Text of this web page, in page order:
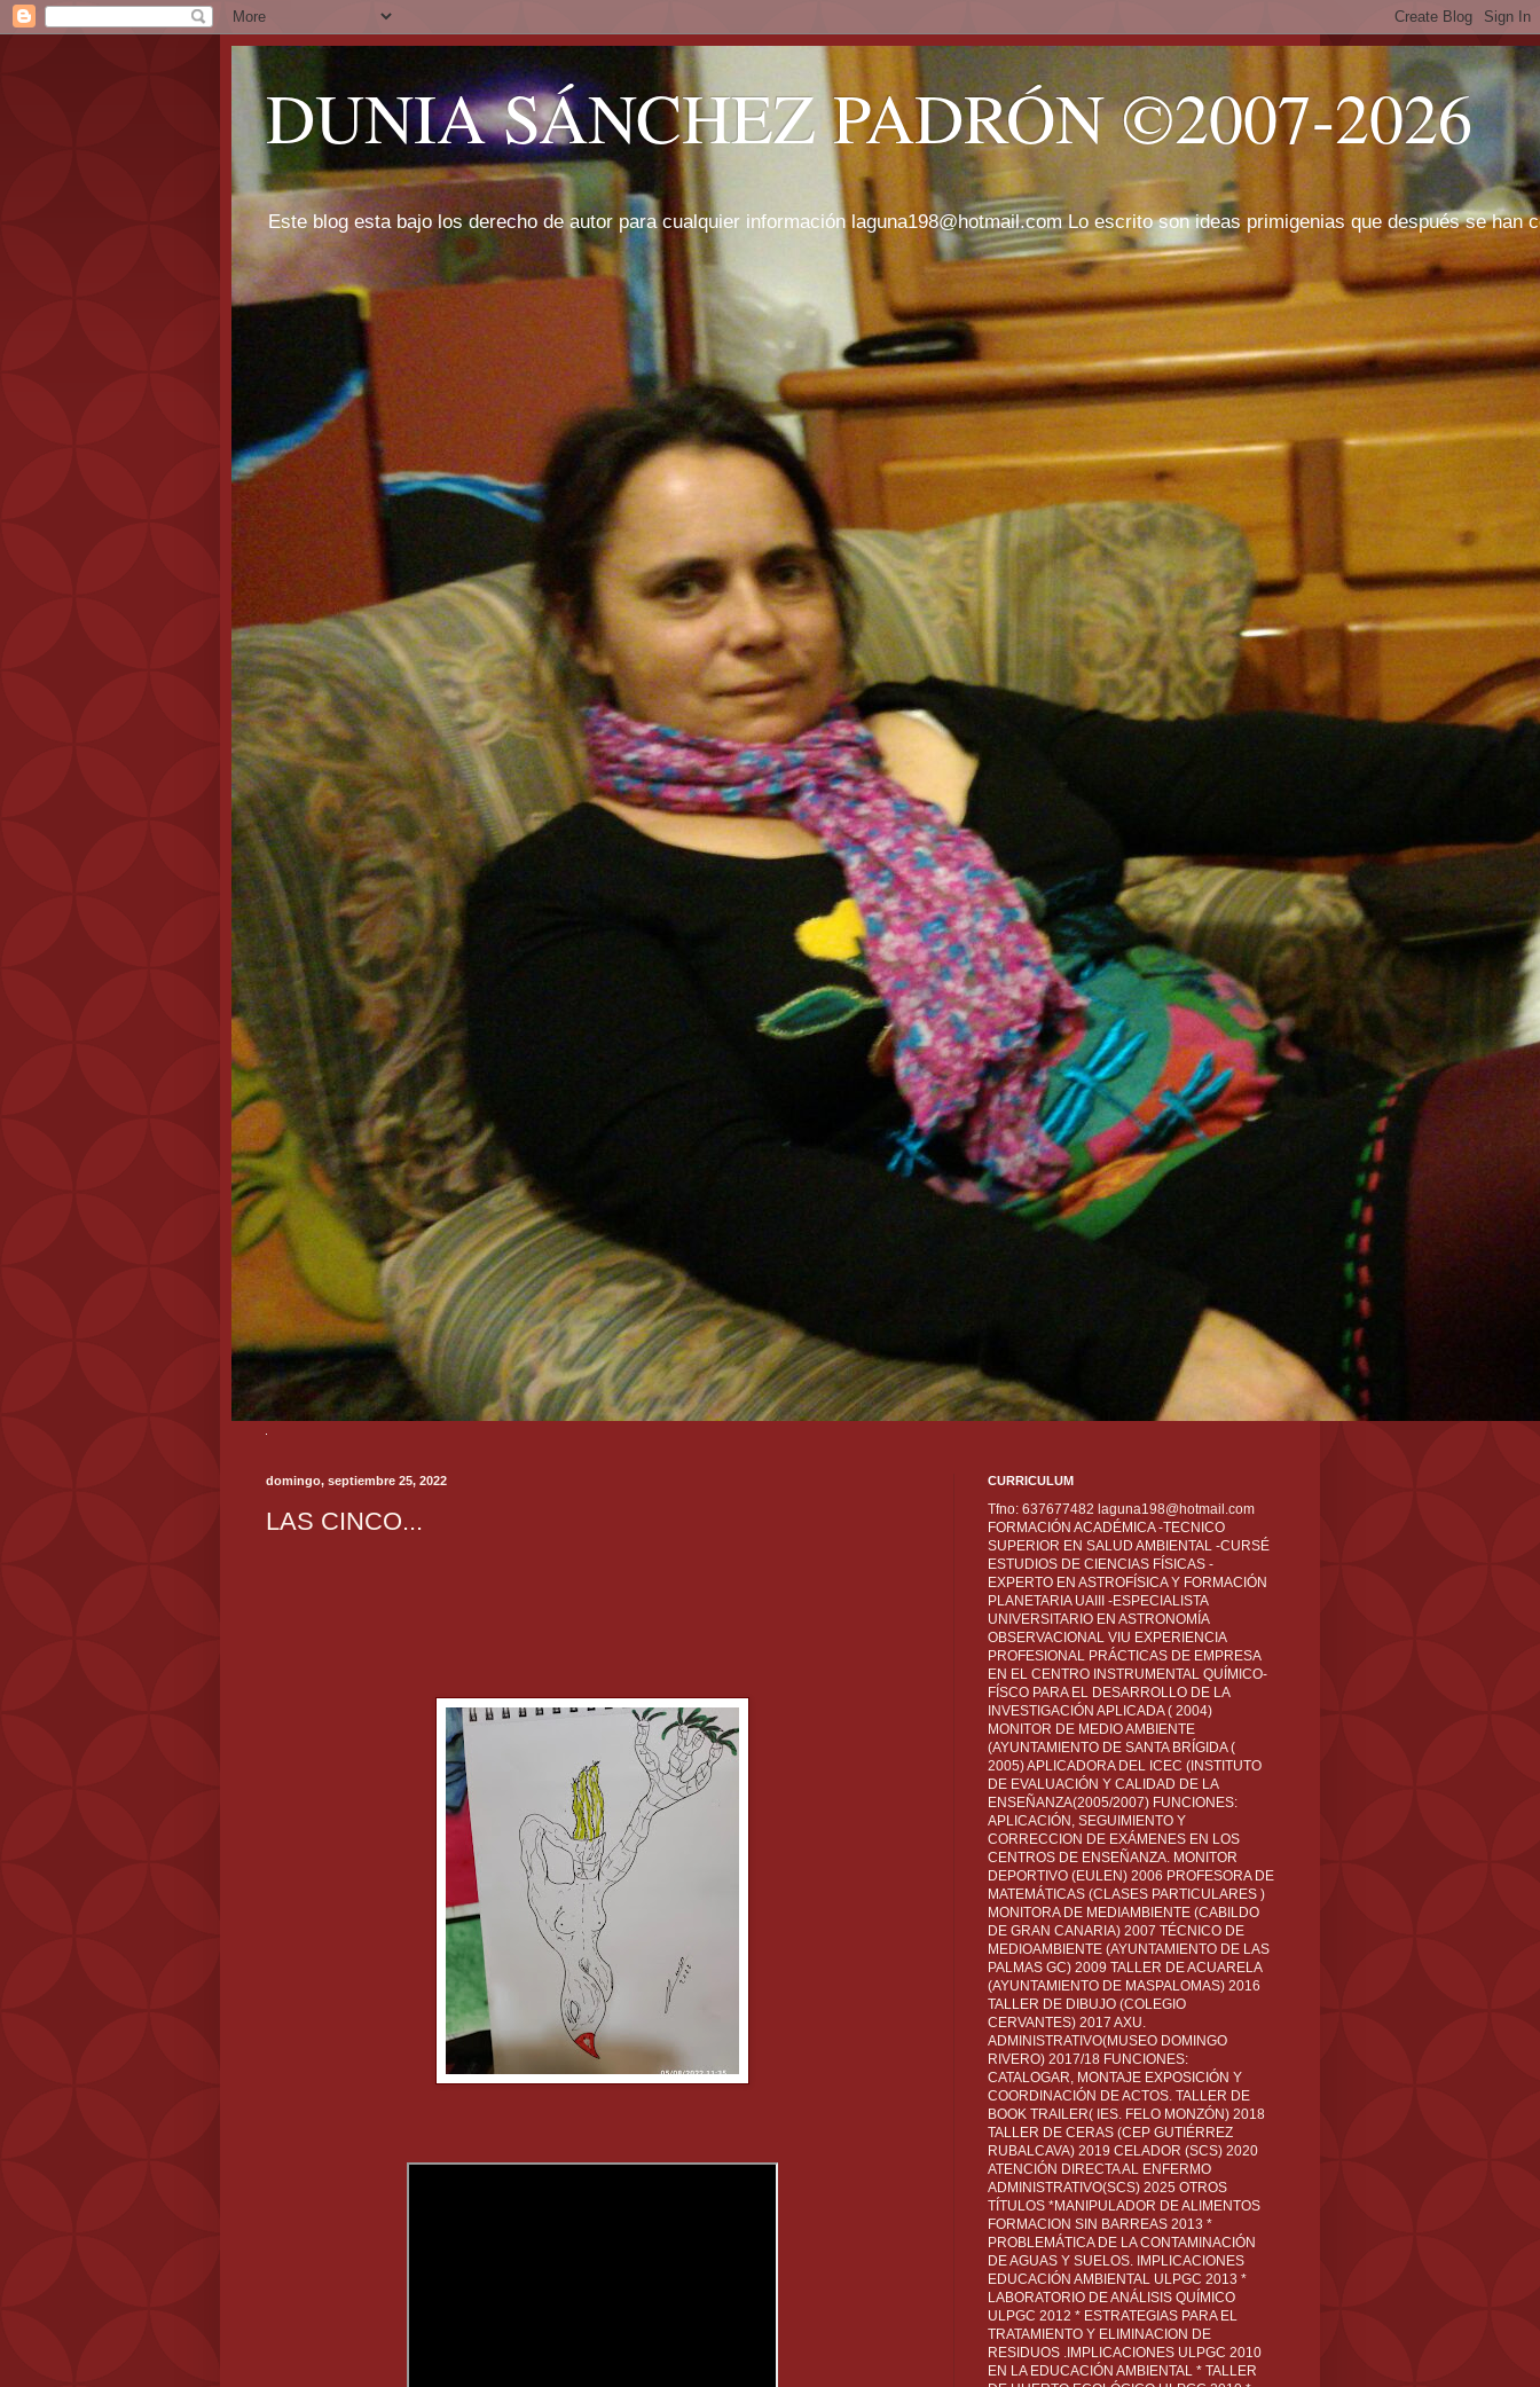
DUNIA SÁNCHEZ PADRÓN ©2007-2026
Este blog esta bajo los derecho de autor para cualquier información laguna198@hotmail.com Lo escrito son ideas primigenias que después se han
domingo, septiembre 25, 2022
LAS CINCO...
CURRICULUM
Tfno: 637677482 laguna198@hotmail.com
FORMACIÓN ACADÉMICA -TECNICO
SUPERIOR EN SALUD AMBIENTAL -CURSÉ
ESTUDIOS DE CIENCIAS FÍSICAS -
EXPERTO EN ASTROFÍSICA Y FORMACIÓN
PLANETARIA UAIII -ESPECIALISTA
UNIVERSITARIO EN ASTRONOMÍA
OBSERVACIONAL VIU EXPERIENCIA
PROFESIONAL PRÁCTICAS DE EMPRESA
EN EL CENTRO INSTRUMENTAL QUÍMICO-
FÍSCO PARA EL DESARROLLO DE LA
INVESTIGACIÓN APLICADA ( 2004)
MONITOR DE MEDIO AMBIENTE
(AYUNTAMIENTO DE SANTA BRÍGIDA (
2005) APLICADORA DEL ICEC (INSTITUTO
DE EVALUACIÓN Y CALIDAD DE LA
ENSEÑANZA(2005/2007) FUNCIONES:
APLICACIÓN, SEGUIMIENTO Y
CORRECCION DE EXÁMENES EN LOS
CENTROS DE ENSEÑANZA. MONITOR
DEPORTIVO (EULEN) 2006 PROFESORA DE
MATEMÁTICAS (CLASES PARTICULARES )
MONITORA DE MEDIAMBIENTE (CABILDO
DE GRAN CANARIA) 2007 TÉCNICO DE
MEDIOAMBIENTE (AYUNTAMIENTO DE LAS
PALMAS GC) 2009 TALLER DE ACUARELA
(AYUNTAMIENTO DE MASPALOMAS) 2016
TALLER DE DIBUJO (COLEGIO
CERVANTES) 2017 AXU.
ADMINISTRATIVO(MUSEO DOMINGO
RIVERO) 2017/18 FUNCIONES:
CATALOGAR, MONTAJE EXPOSICIÓN Y
COORDINACIÓN DE ACTOS. TALLER DE
BOOK TRAILER( IES. FELO MONZÓN) 2018
TALLER DE CERAS (CEP GUTIÉRREZ
RUBALCAVA) 2019 CELADOR (SCS) 2020
ATENCIÓN DIRECTA AL ENFERMO
ADMINISTRATIVO(SCS) 2025 OTROS
TÍTULOS *MANIPULADOR DE ALIMENTOS
FORMACION SIN BARREAS 2013 *
PROBLEMÁTICA DE LA CONTAMINACIÓN
DE AGUAS Y SUELOS. IMPLICACIONES
EDUCACIÓN AMBIENTAL ULPGC 2013 *
LABORATORIO DE ANÁLISIS QUÍMICO
ULPGC 2012 * ESTRATEGIAS PARA EL
TRATAMIENTO Y ELIMINACION DE
RESIDUOS .IMPLICACIONES ULPGC 2010
EN LA EDUCACIÓN AMBIENTAL * TALLER